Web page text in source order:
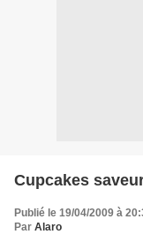
Cupcakes
Publié le 19/04/2009 à
Par Alaro